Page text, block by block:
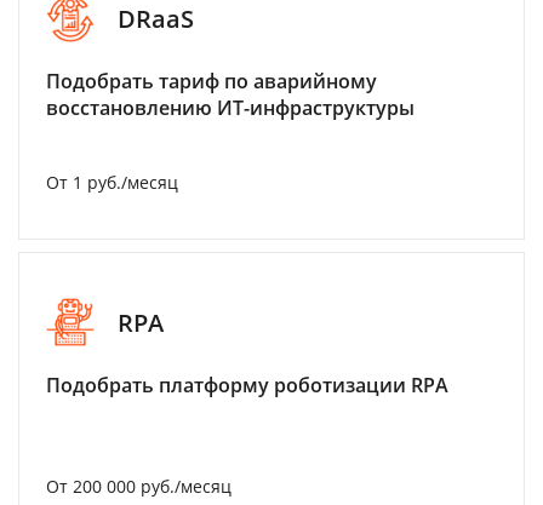
DRaaS
Подобрать тариф по аварийному
восстановлению ИТ-инфраструктуры
От 1 руб./месяц
RPA
Подобрать платформу роботизации RPA
От 200 000 руб./месяц